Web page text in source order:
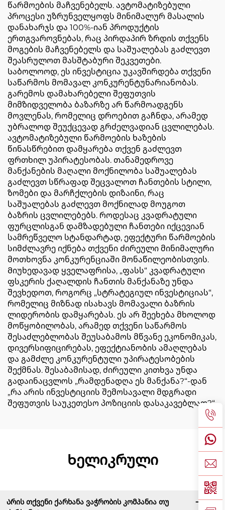
წარმოების მაჩვენებელს. ავტომატიზებული
პროცესი უზრუნველყოფს მინიმალურ მასალის
დანახარჯს და 100%-იან პროდუქტის
ერთგვაროვნებას, რაც პირდაპირ ზრდის თქვენს
მოგების მაჩვენებელს და საშუალებას გაძლევთ
შეასრულოთ მასშტაბური შეკვეთები.
Საბოლოოდ, ეს ინვესტიცია უკავშირდება თქვენი
საწარმოს მომავალ კონკურენტუნარიანობას.
გარემოს დამახარებელი შეფუთვის
მიმზიდველობა ბაზარზე არ წარმოადგენს
მოვლენას, რომელიც დროებით გაჩნდა, არამედ
უბრალოდ შეუქცევად გრძელვადიან ცვლილებას.
ავტომატიზებული წარმოების ხაზების
წინასწრებით დამყარება თქვენ გაძლევთ
ფრთხილ უპირატესობას. თანამედროვე
მანქანების მაღალი მოქნილობა საშუალებას
გაძლევთ სწრაფად შეცვალოთ ჩანთების სტილი,
ზომები და მარჩქლების დიზაინი, რაც
საშუალებას გაძლევთ მოქნილად მოუგოთ
ბაზრის ცვლილებებს. როდესაც კვადრატული
ფურცლისგან დამზადებული ჩანთები იქცევიან
სამრეწველო სტანდარტად, ეფექტური წარმოების
სიმძლავრე იქნება თქვენი ძირეული მინიმალური
მოთხოვნა კონკურენციაში მონაწილეობისთვის.
Მიუხედავად ყველაფრისა, „ფასს“ კვადრატული
ფსკერის ქაღალდის ჩანთის მანქანაზე უნდა
შევხედოთ, როგორც „სტრატეგიულ ინვესტიციას“,
რომელიც მიზნად ისახავს მომავალი ბაზრის
ლიდერობის დამყარებას. ეს არ შეეხება მხოლოდ
მოწყობილობას, არამედ თქვენი საწარმოს
შესაძლებლობას შეუსაბამოს მწვანე ეკონომიკას,
დივერსიფიცირებას, ეფექტიანობის ამაღლებას
და გამძლე კონკურენტული უპირატესობების
შექმნას. შესაბამისად, ძირეული კითხვა უნდა
გადაინაცვლოს „რამდენადღა ეს მანქანა?“-დან
„რა არის ინვესტიციის შემოსავალი მდგრადი
შეფუთვის საუკეთესო პოზიციის დასაკავებლად?“
Ხელიკრული
Არის თქვენი ქარხანა ვაჭრობის კომპანია თუ